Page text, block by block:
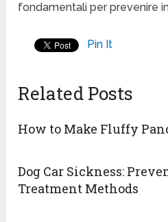
fondamentali per prevenire
Pin It
Related Posts
How to Make Fluffy
Dog Car Sickness:
Treatment Methods